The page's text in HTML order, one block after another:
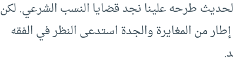
الحديث طرحه علينا نجد قضايا النسب الشرعي. لكن
من المغايرة والجدة استدعى النظر في الفقه